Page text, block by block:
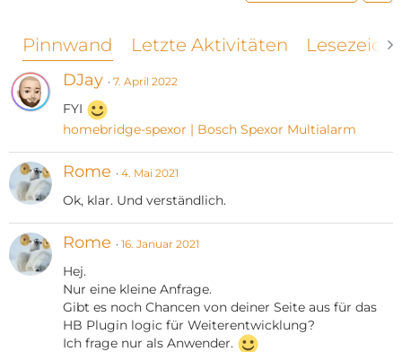
Pinnwand Letzte Aktivitäten
DJay 7. April 2022
FYI
homebridge-spexor | Bosch Spexor Multialarm
Rome 4. Mai 2021
Ok, klar. Und verständlich.
Rome 16. Januar 2021
Hej.
Nur eine kleine Anfrage.
Gibt es noch Chancen von deiner Seite aus für das
HB Plugin logic für Weiterentwicklung?
Ich frage nur als Anwender.